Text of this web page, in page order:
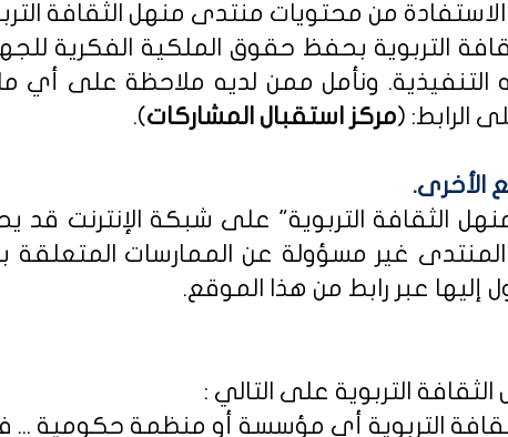
من محتويات منتدى منهل الثقافة
التربوية بحفظ حقوق الملكية الفكرية
التنفيذية. ونأمل ممن لديه ملاحظة على أي
الرابط: (مركز استقبال المشاركات).
الأخرى.
"منهل الثقافة التربوية" على شبكة
المنتدى غير مسؤولة عن الممارسات
إليها عبر رابط من هذا الموقع.
التربوية على التالي :